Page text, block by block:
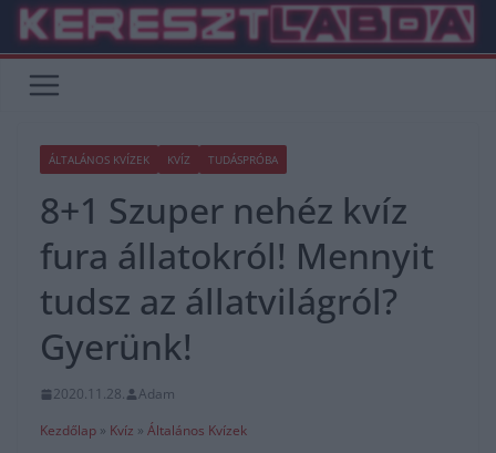
Skip
content
ÁLTALÁNOS KVÍZEK KVÍZ TUDÁSPRÓBA
8+1 Szuper nehéz kvíz
fura állatokról! Mennyit
tudsz az állatvilágról?
Gyerünk!
2020.11.28.
Adam
Kezdőlap » Kvíz » Általános Kvízek